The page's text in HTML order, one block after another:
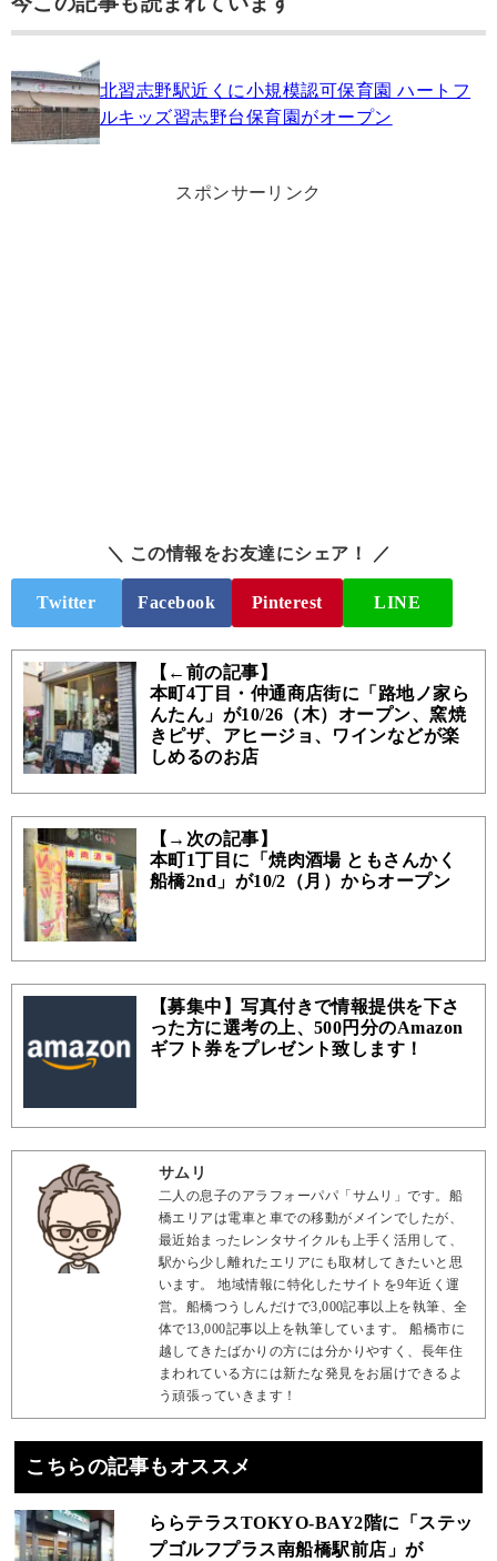
北習志野駅近くに小規模認可保育園 ハートフ
ルキッズ習志野台保育園がオープン
スポンサーリンク
＼ この情報をお友達にシェア！ ／
Twitter Facebook Pinterest LINE
【←前の記事】
本町4丁目・仲通商店街に「路地ノ家ら
んたん」が10/26（木）オープン、窯焼
きピザ、アヒージョ、ワインなどが楽
しめるのお店
【→次の記事】
本町1丁目に「焼肉酒場 ともさんかく
船橋2nd」が10/2（月）からオープン
【募集中】写真付きで情報提供を下さ
った方に選考の上、500円分のAmazon
ギフト券をプレゼント致します！
サムリ
二人の息子のアラフォーパパ「サムリ」です。船
橋エリアは電車と車での移動がメインでしたが、
最近始まったレンタサイクルも上手く活用して、
駅から少し離れたエリアにも取材してきたいと思
います。 地域情報に特化したサイトを9年近く運
営。船橋つうしんだけで3,000記事以上を執筆、全
体で13,000記事以上を執筆しています。 船橋市に
越してきたばかりの方には分かりやすく、長年住
まわれている方には新たな発見をお届けできるよ
う頑張っていきます！
こちらの記事もオススメ
ららテラスTOKYO-BAY2階に「ステッ
プゴルフプラス南船橋駅前店」が